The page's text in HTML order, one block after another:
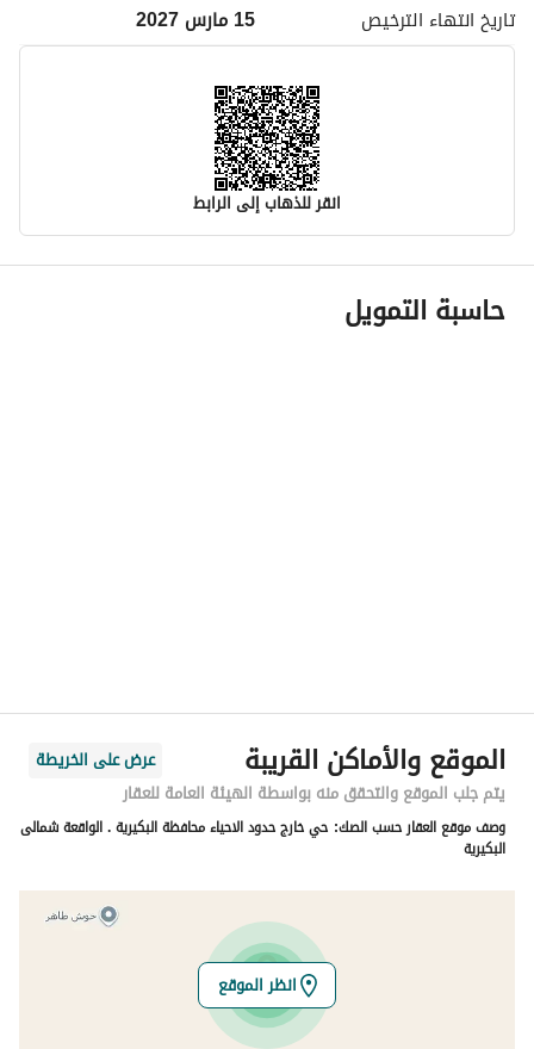
تاريخ انتهاء الترخيص 15 مارس 2027
انقر للذهاب إلى الرابط
معلومات مسؤول الإعلان
اسم المسؤول
رقم المبنى
1234
الرقم الاضافي
4321
خط العرض
26.251496631713536
43.632199681330405
حاسبة التمويل
الموقع والأماكن القريبة
عرض على الخريطة
يتم جلب الموقع والتحقق منه بواسطة الهيئة العامة للعقار
وصف موقع العقار حسب الصك: حي خارج حدود الاحياء محافظة البكيرية . الواقعة شمالى
البكيرية
انظر الموقع